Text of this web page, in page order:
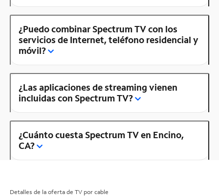
¿Puedo combinar Spectrum TV con los
servicios de Internet, teléfono residencial y
móvil?
¿Las aplicaciones de streaming vienen
incluidas con Spectrum TV?
¿Cuánto cuesta Spectrum TV en Encino,
CA?
Detalles de la oferta de TV por cable